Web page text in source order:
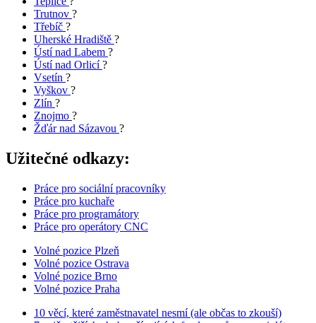
Trutnov ?
Třebíč ?
Uherské Hradiště ?
Ústí nad Labem ?
Ústí nad Orlicí?
Vsetín ?
Vyškov ?
Zlín ?
Znojmo ?
Žďár nad Sázavou ?
Užitečné odkazy:
Práce pro sociální pracovníky
Práce pro kuchaře
Práce pro programátory
Práce pro operátory CNC
Volné pozice Plzeň
Volné pozice Ostrava
Volné pozice Brno
Volné pozice Praha
10 věcí, které zaměstnavatel nesmí (ale občas to zkouší)